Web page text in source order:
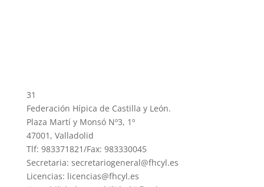
31
Federación Hípica de Castilla y León.
Plaza Martí y Monsó Nº3, 1º
47001, Valladolid
Tlf: 983371821/Fax: 983330045
Secretaria: secretariogeneral@fhcyl.es
Licencias: licencias@fhcyl.es